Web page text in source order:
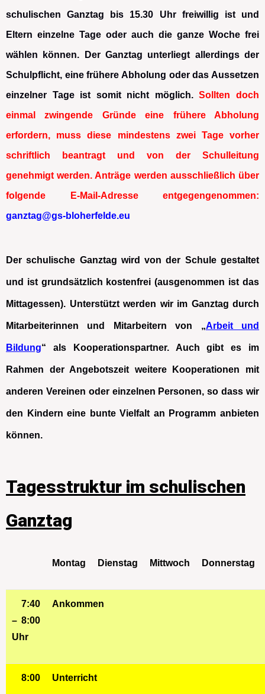
schulischen Ganztag bis 15.30 Uhr freiwillig ist und
Eltern einzelne Tage oder auch die ganze Woche frei
wählen können. Der Ganztag unterliegt allerdings der
Schulpflicht, eine frühere Abholung oder das Aussetzen
einzelner Tage ist somit nicht möglich.Sollten doch
einmal zwingende Gründe eine frühere Abholung
erfordern, muss diese mindestens zwei Tage vorher
schriftlich beantragt und von der Schulleitung
genehmigt werden. Anträge werden ausschließlich über
folgende E-Mail-Adresse entgegengenommen:
ganztag@gs-bloherfelde.eu
Der schulische Ganztag wird von der Schule gestaltet
und ist grundsätzlich kostenfrei (ausgenommen ist das
Mittagessen). Unterstützt werden wir im Ganztag durch
Mitarbeiterinnen und Mitarbeitern von „Arbeit und
Bildung“ als Kooperationspartner. Auch gibt es im
Rahmen der Angebotszeit weitere Kooperationen mit
anderen Vereinen oder einzelnen Personen, so dass wir
den Kindern eine bunte Vielfalt an Programm anbieten
können.
Tagesstruktur im schulischen
Ganztag
Montag Dienstag Mittwoch Donnerstag
7:40
– 8:00
Uhr
Ankommen
8:00
Unterricht